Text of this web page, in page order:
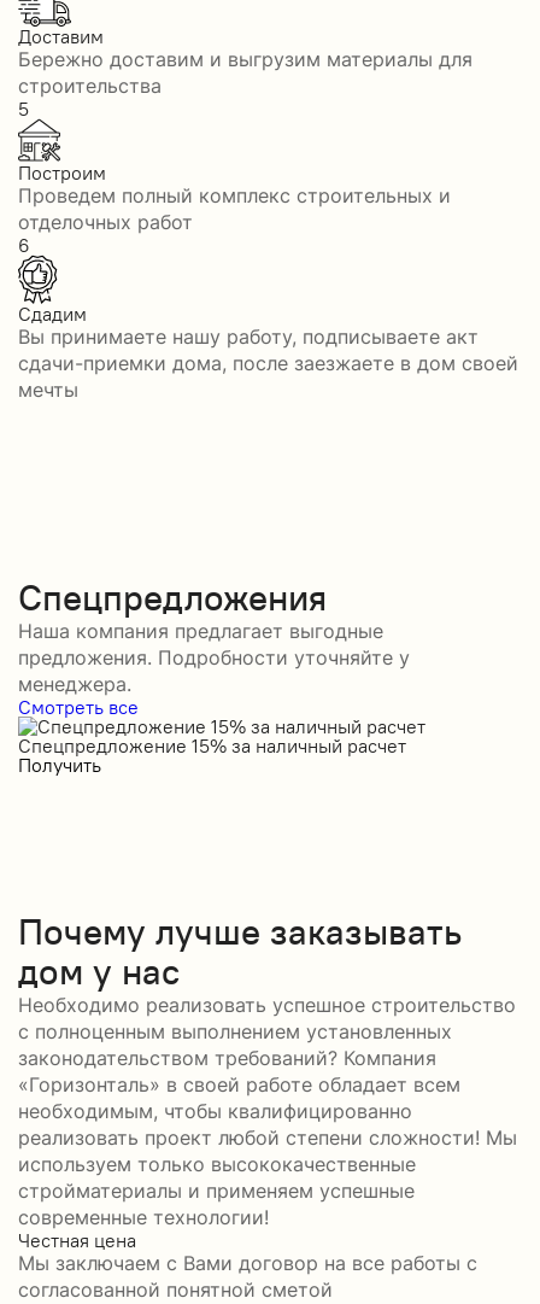
Доставим
Бережно доставим и выгрузим материалы для
строительства
5
Построим
Проведем полный комплекс строительных и
отделочных работ
6
Сдадим
Вы принимаете нашу работу, подписываете акт
сдачи-приемки дома, после заезжаете в дом своей
мечты
Спецпредложения
Наша компания предлагает выгодные
предложения. Подробности уточняйте у
менеджера.
Смотреть все
Спецпредложение 15% за наличный расчет
Получить
Почему лучше заказывать
дом у нас
Необходимо реализовать успешное строительство
с полноценным выполнением установленных
законодательством требований? Компания
«Горизонталь» в своей работе обладает всем
необходимым, чтобы квалифицированно
реализовать проект любой степени сложности! Мы
используем только высококачественные
стройматериалы и применяем успешные
современные технологии!
Честная цена
Мы заключаем с Вами договор на все работы с
согласованной понятной сметой